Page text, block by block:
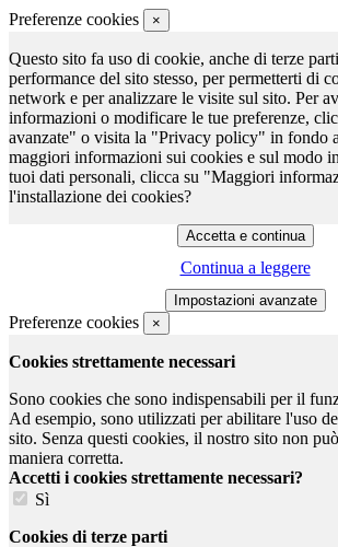
Preferenze cookies ×
Questo sito fa uso di cookie, anche di terze
performance del sito stesso, per permetterti di
network e per analizzare le visite sul sito. Per
informazioni o modificare le tue preferenze,
avanzate" o visita la "Privacy policy" in fondo
maggiori informazioni sui cookies e sul modo
tuoi dati personali, clicca su "Maggiori
l'installazione dei cookies?
Continua a leggere
Preferenze cookies ×
Cookies strettamente necessari
Sono cookies che sono indispensabili per il
Ad esempio, sono utilizzati per abilitare l'uso
sito. Senza questi cookies, il nostro sito non
maniera corretta.
Accetti i cookies strettamente necessari?
Sì
Cookies di terze parti